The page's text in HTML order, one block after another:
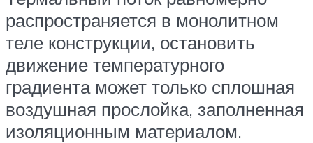
распространяется в монолитном
теле конструкции, остановить
движение температурного
градиента может только сплошная
воздушная прослойка, заполненная
изоляционным материалом.